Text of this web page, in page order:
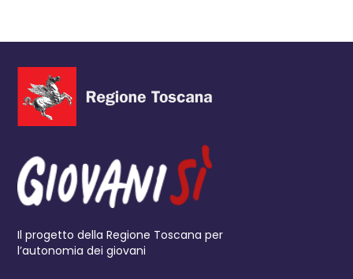
Il progetto della Regione Toscana per
l’autonomia dei giovani